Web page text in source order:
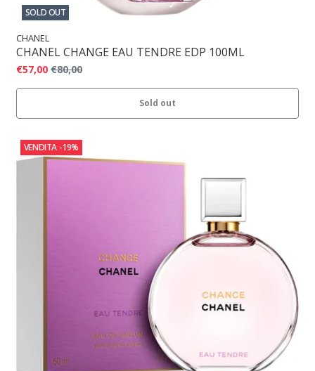
SOLD OUT
CHANEL
CHANEL CHANGE EAU TENDRE EDP 100ML
€57,00 €80,00
Sold out
VENDITA -19%